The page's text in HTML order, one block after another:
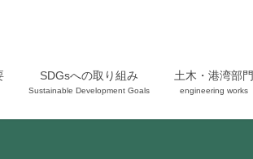
SDGsへの取り組み
Sustainable Development Goals
土木・港湾部門
engineering works